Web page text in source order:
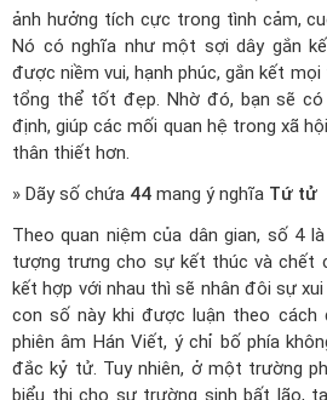
ảnh hưởng tích cực trong tình cảm,
Nó có nghĩa như một sợi dây gắn
được niềm vui, hạnh phúc, gắn kết
tổng thể tốt đẹp. Nhờ đó, bạn sẽ
định, giúp các mối quan hệ trong xã
thân thiết hơn.
» Dãy số chứa 44 mang ý nghĩa Tứ tử
Theo quan niệm của dân gian, số 4
tượng trưng cho sự kết thúc và chết
kết hợp với nhau thì sẽ nhân đôi sự
con số này khi được luận theo
phiên âm Hán Viết, ý chỉ bố phía
đắc kỷ tử. Tuy nhiên, ở một trường
biểu thị cho sự trường sinh bất lão,